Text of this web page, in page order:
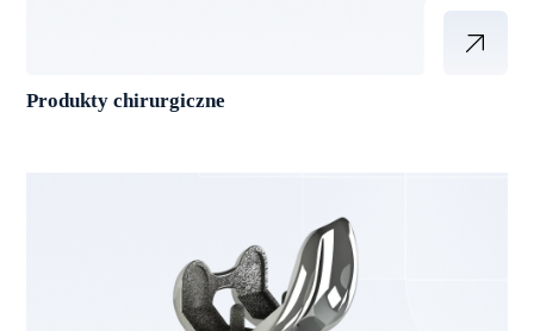
Produkty chirurgiczne